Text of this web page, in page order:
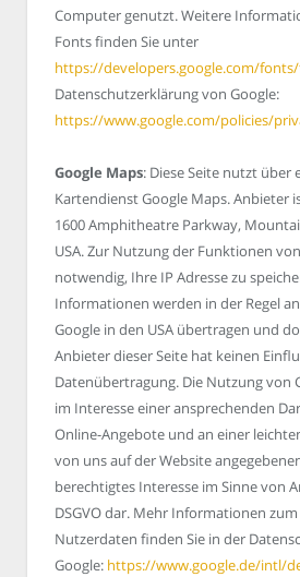
Computer genutzt. Weitere
Fonts finden Sie unter
https://developers.google.com/
Datenschutzerklärung von Google:
https://www.google.com/policies/
Google Maps: Diese Seite nutzt über
Kartendienst Google Maps. Anbieter
1600 Amphitheatre Parkway,
USA. Zur Nutzung der Funktionen
notwendig, Ihre IP Adresse zu
Informationen werden in der Regel
Google in den USA übertragen und
Anbieter dieser Seite hat keinen
Datenübertragung. Die Nutzung von
im Interesse einer ansprechenden
Online-Angebote und an einer
von uns auf der Website
berechtigtes Interesse im Sinne von
DSGVO dar. Mehr Informationen
Nutzerdaten finden Sie in der
Google: https://www.google.de/intl/